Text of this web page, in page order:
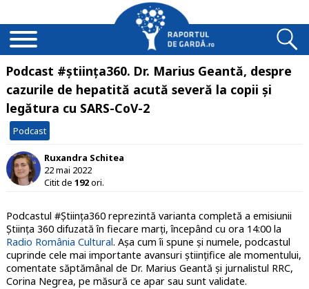
Podcast #știința360. Dr. Marius Geantă, despre
cazurile de hepatită acută severă la copii și
legătura cu SARS-CoV-2
Podcast
Ruxandra Schitea
22 mai 2022
Citit de 192ori.
Podcastul #Știința360 reprezintă varianta completă a emisiunii
Știința 360 difuzată în fiecare marți, începând cu ora 14:00 la
Radio România Cultural. Așa cum îi spune și numele, podcastul
cuprinde cele mai importante avansuri științifice ale momentului,
comentate săptămânal de Dr. Marius Geantă și jurnalistul RRC,
Corina Negrea, pe măsură ce apar sau sunt validate.